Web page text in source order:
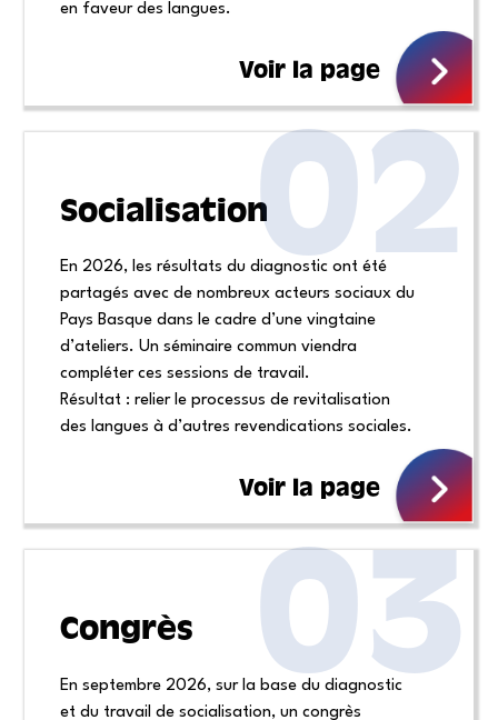
en faveur des langues.
Voir la page
Socialisation
En 2026, les résultats du diagnostic ont été
partagés avec de nombreux acteurs sociaux du
Pays Basque dans le cadre d’une vingtaine
d’ateliers. Un séminaire commun viendra
compléter ces sessions de travail.
Résultat : relier le processus de revitalisation
des langues à d’autres revendications sociales.
02
Voir la page
Congrès
En septembre 2026, sur la base du diagnostic
et du travail de socialisation, un congrès03